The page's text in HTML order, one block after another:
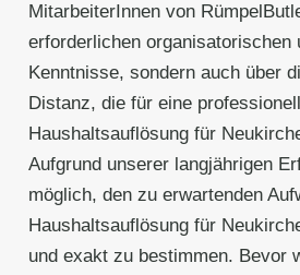
MitarbeiterInnen von
erforderlichen organisatorischen
Kenntnisse, sondern auch über
Distanz, die für eine
Haushaltsauflösung für
Aufgrund unserer langjährigen
möglich, den zu erwartenden
Haushaltsauflösung für
und exakt zu bestimmen. Bevor